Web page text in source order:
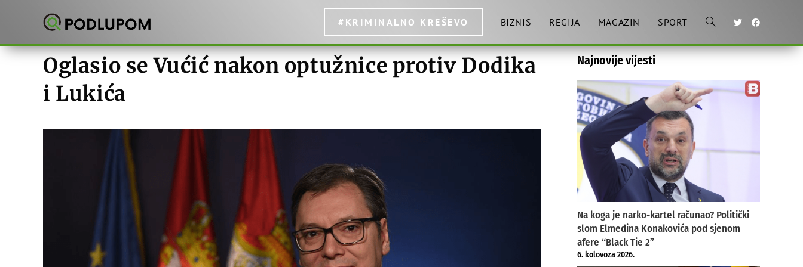
#KRIMINALNO KREŠEVO BIZNIS REGIJA MAGAZIN SPORT Toggle
Oglasio se Vućić nakon optužnice protiv Dodika
i Lukića
Najnovije vijesti
Na koga je narko-kartel računao? Politički
slom Elmedina Konakovića pod sjenom
afere “Black Tie 2”
6. kolovoza 2026.